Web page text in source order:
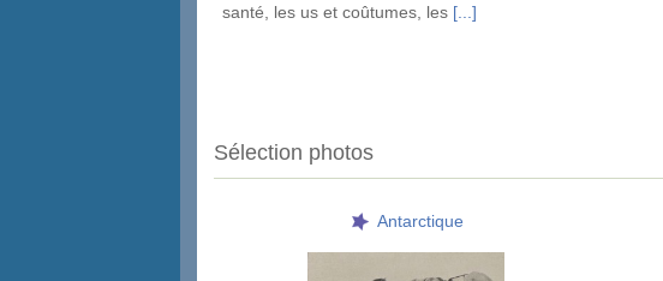
santé, les us et coûtumes, les [...]
Sélection photos
Antarctique